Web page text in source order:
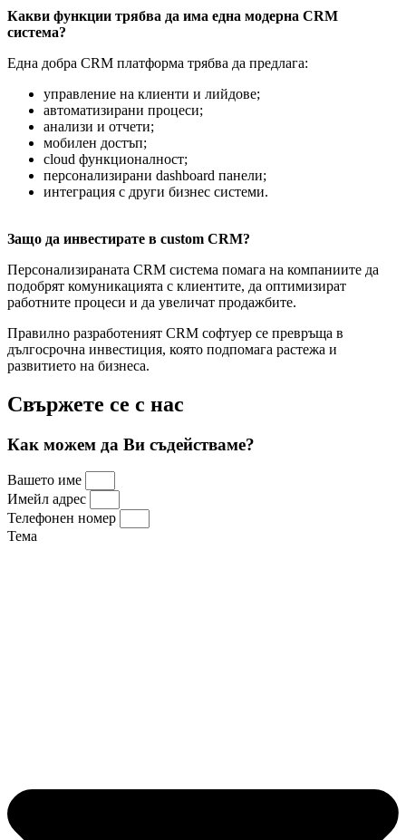
Какви функции трябва да има една модерна CRM
система?
Една добра CRM платформа трябва да предлага:
управление на клиенти и лийдове;
автоматизирани процеси;
анализи и отчети;
мобилен достъп;
cloud функционалност;
персонализирани dashboard панели;
интеграция с други бизнес системи.
Защо да инвестирате в custom CRM?
Персонализираната CRM система помага на компаниите да
подобрят комуникацията с клиентите, да оптимизират
работните процеси и да увеличат продажбите.
Правилно разработеният CRM софтуер се превръща в
дългосрочна инвестиция, която подпомага растежа и
развитието на бизнеса.
Свържете се с нас
Как можем да Ви съдействаме?
Вашето име
Имейл адрес
Телефонен номер
Тема